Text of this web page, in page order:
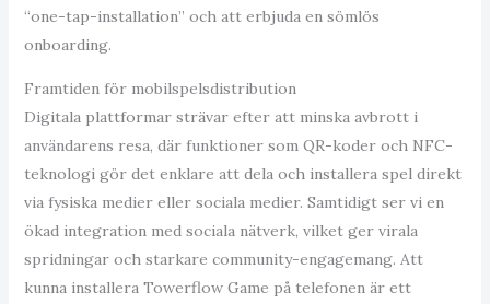
“one-tap-installation” och att erbjuda en sömlös
onboarding.
Framtiden för mobilspelsdistribution
Digitala plattformar strävar efter att minska avbrott i
användarens resa, där funktioner som QR-koder och NFC-
teknologi gör det enklare att dela och installera spel direkt
via fysiska medier eller sociala medier. Samtidigt ser vi en
ökad integration med sociala nätverk, vilket ger virala
spridningar och starkare community-engagemang. Att
kunna installera Towerflow Game på telefonen är ett